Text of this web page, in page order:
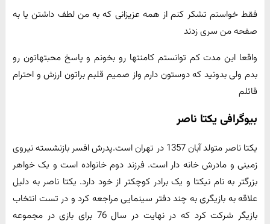
فقط خواستم تشکر کنم از همه عزیزانی که به من لطف داشتن یا به
صفحه من سری زدند
واقعا این مدت کم توانستم کامنتها رو بخونم و پاسخ محبتهاتون رو
بدم ولی بدونید که دوستون دارم واز صمیم قلبم براتون ارزش و احترام
قائلم
بیوگرافی یکتا ناصر
یکتا ناصر متولد آبان 1357 در تهران است.پدرش افسر بازنشسته نیروی
زمینی و مادرش خانه دار است. فرزند دوم خانواده است و یک خواهر
بزرگتر به نام نیکتا و یک برادر کوچکتر از خود دارد. یکتا ناصر به دلیل
علاقه به بازیگری به چند دفتر سینمایی مراجعه کرد و در تست انتخاب
بازیگر شرکت کرد که در نهایت در سال 76 برای بازی در مجموعه